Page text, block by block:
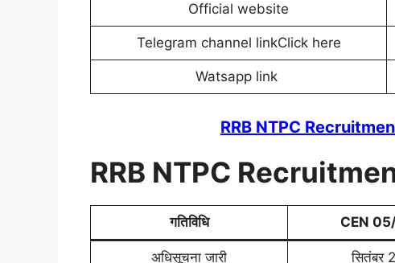
Official website
Telegram channel linkClick here
Watsapp link
RRB NTPC
RRB NTPC
गतिविधि CEN
अधिसूचना जारी सितंबर